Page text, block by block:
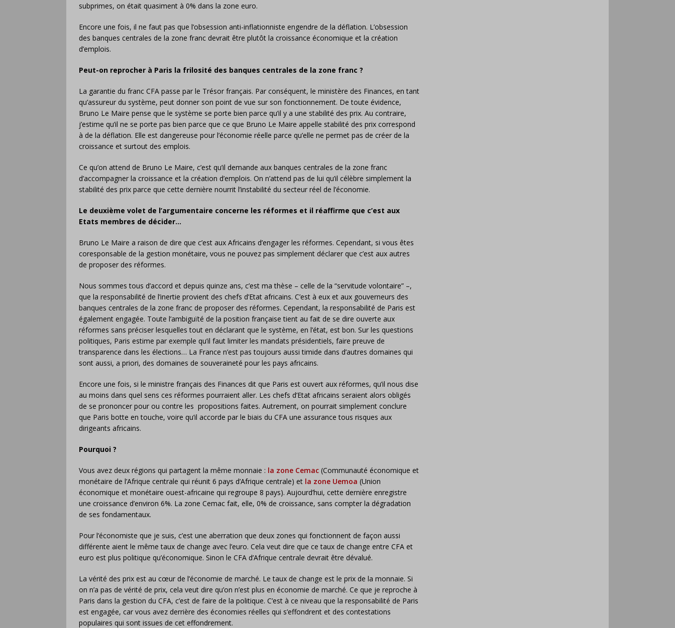
subprimes, on était quasiment à 0% dans la zone euro.
Encore une fois, il ne faut pas que l’obsession anti-inflationniste engendre de la déflation. L’obsession
des banques centrales de la zone franc devrait être plutôt la croissance économique et la création
d’emplois.
Peut-on reprocher à Paris la frilosité des banques centrales de la zone franc ?
La garantie du franc CFA passe par le Trésor français. Par conséquent, le ministère des Finances, en tant
qu’assureur du système, peut donner son point de vue sur son fonctionnement. De toute évidence,
Bruno Le Maire pense que le système se porte bien parce qu’il y a une stabilité des prix. Au contraire,
j’estime qu’il ne se porte pas bien parce que ce que Bruno Le Maire appelle stabilité des prix correspond
à de la déflation. Elle est dangereuse pour l’économie réelle parce qu’elle ne permet pas de créer de la
croissance et surtout des emplois.
Ce qu’on attend de Bruno Le Maire, c’est qu’il demande aux banques centrales de la zone franc
d’accompagner la croissance et la création d’emplois. On n’attend pas de lui qu’il célèbre simplement la
stabilité des prix parce que cette dernière nourrit l’instabilité du secteur réel de l’économie.
Le deuxième volet de l’argumentaire concerne les réformes et il réaffirme que c’est aux
Etats membres de décider…
Bruno Le Maire a raison de dire que c’est aux Africains d’engager les réformes. Cependant, si vous êtes
coresponsable de la gestion monétaire, vous ne pouvez pas simplement déclarer que c’est aux autres
de proposer des réformes.
Nous sommes tous d’accord et depuis quinze ans, c’est ma thèse – celle de la “servitude volontaire” –,
que la responsabilité de l’inertie provient des chefs d’Etat africains. C’est à eux et aux gouverneurs des
banques centrales de la zone franc de proposer des réformes. Cependant, la responsabilité de Paris est
également engagée. Toute l’ambiguïté de la position française tient au fait de se dire ouverte aux
réformes sans préciser lesquelles tout en déclarant que le système, en l’état, est bon. Sur les questions
politiques, Paris estime par exemple qu’il faut limiter les mandats présidentiels, faire preuve de
transparence dans les élections… La France n’est pas toujours aussi timide dans d’autres domaines qui
sont aussi, a priori, des domaines de souveraineté pour les pays africains.
Encore une fois, si le ministre français des Finances dit que Paris est ouvert aux réformes, qu’il nous dise
au moins dans quel sens ces réformes pourraient aller. Les chefs d’Etat africains seraient alors obligés
de se prononcer pour ou contre les propositions faites. Autrement, on pourrait simplement conclure
que Paris botte en touche, voire qu’il accorde par le biais du CFA une assurance tous risques aux
dirigeants africains.
Pourquoi ?
Vous avez deux régions qui partagent la même monnaie : la zone Cemac (Communauté économique et
monétaire de l’Afrique centrale qui réunit 6 pays d’Afrique centrale) et la zone Uemoa (Union
économique et monétaire ouest-africaine qui regroupe 8 pays). Aujourd’hui, cette dernière enregistre
une croissance d’environ 6%. La zone Cemac fait, elle, 0% de croissance, sans compter la dégradation
de ses fondamentaux.
Pour l’économiste que je suis, c’est une aberration que deux zones qui fonctionnent de façon aussi
différente aient le même taux de change avec l’euro. Cela veut dire que ce taux de change entre CFA et
euro est plus politique qu’économique. Sinon le CFA d’Afrique centrale devrait être dévalué.
La vérité des prix est au cœur de l’économie de marché. Le taux de change est le prix de la monnaie. Si
on n’a pas de vérité de prix, cela veut dire qu’on n’est plus en économie de marché. Ce que je reproche à
Paris dans la gestion du CFA, c’est de faire de la politique. C’est à ce niveau que la responsabilité de Paris
est engagée, car vous avez derrière des économies réelles qui s’effondrent et des contestations
populaires qui sont issues de cet effondrement.